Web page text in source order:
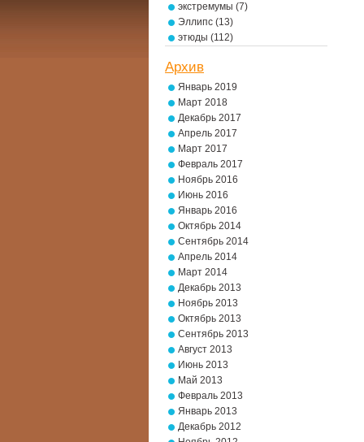
экстремумы (7)
Эллипс (13)
этюды (112)
Архив
Январь 2019
Март 2018
Декабрь 2017
Апрель 2017
Март 2017
Февраль 2017
Ноябрь 2016
Июнь 2016
Январь 2016
Октябрь 2014
Сентябрь 2014
Апрель 2014
Март 2014
Декабрь 2013
Ноябрь 2013
Октябрь 2013
Сентябрь 2013
Август 2013
Июнь 2013
Май 2013
Февраль 2013
Январь 2013
Декабрь 2012